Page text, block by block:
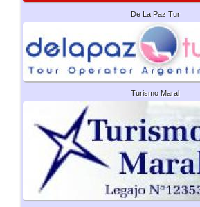
De La Paz Tur
Turismo Maral